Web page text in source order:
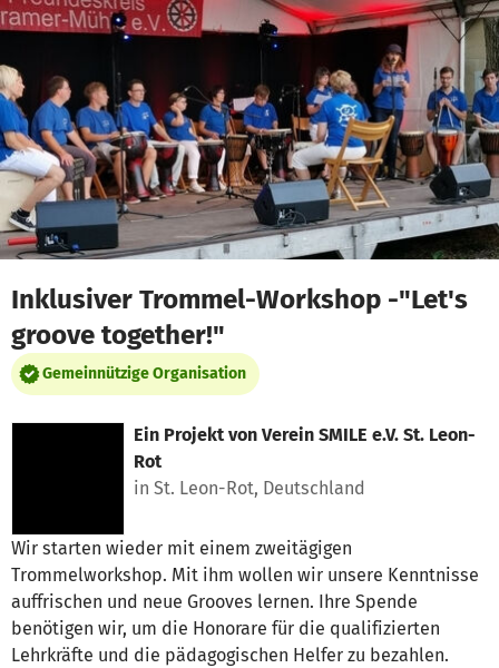
Zum Hauptinhalt springen
Erklärung zur Barrierefreiheit anzeigen
Inklusiver Trommel-Workshop -"Let's
groove together!"
Gemeinnützige Organisation
Ein Projekt von Verein SMILE e.V. St. Leon-
Rot
in St. Leon-Rot, Deutschland
Wir starten wieder mit einem zweitägigen
Trommelworkshop. Mit ihm wollen wir unsere Kenntnisse
auffrischen und neue Grooves lernen. Ihre Spende
benötigen wir, um die Honorare für die qualifizierten
Lehrkräfte und die pädagogischen Helfer zu bezahlen.